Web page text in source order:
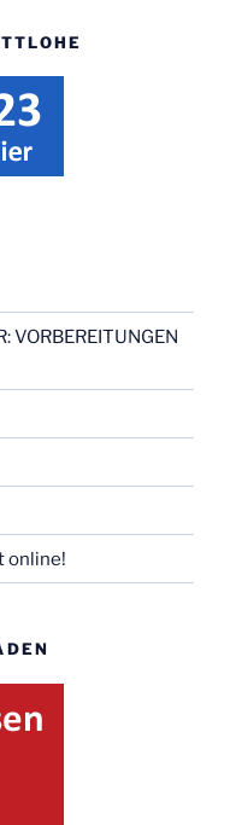
VORBEREITUNGEN
online!